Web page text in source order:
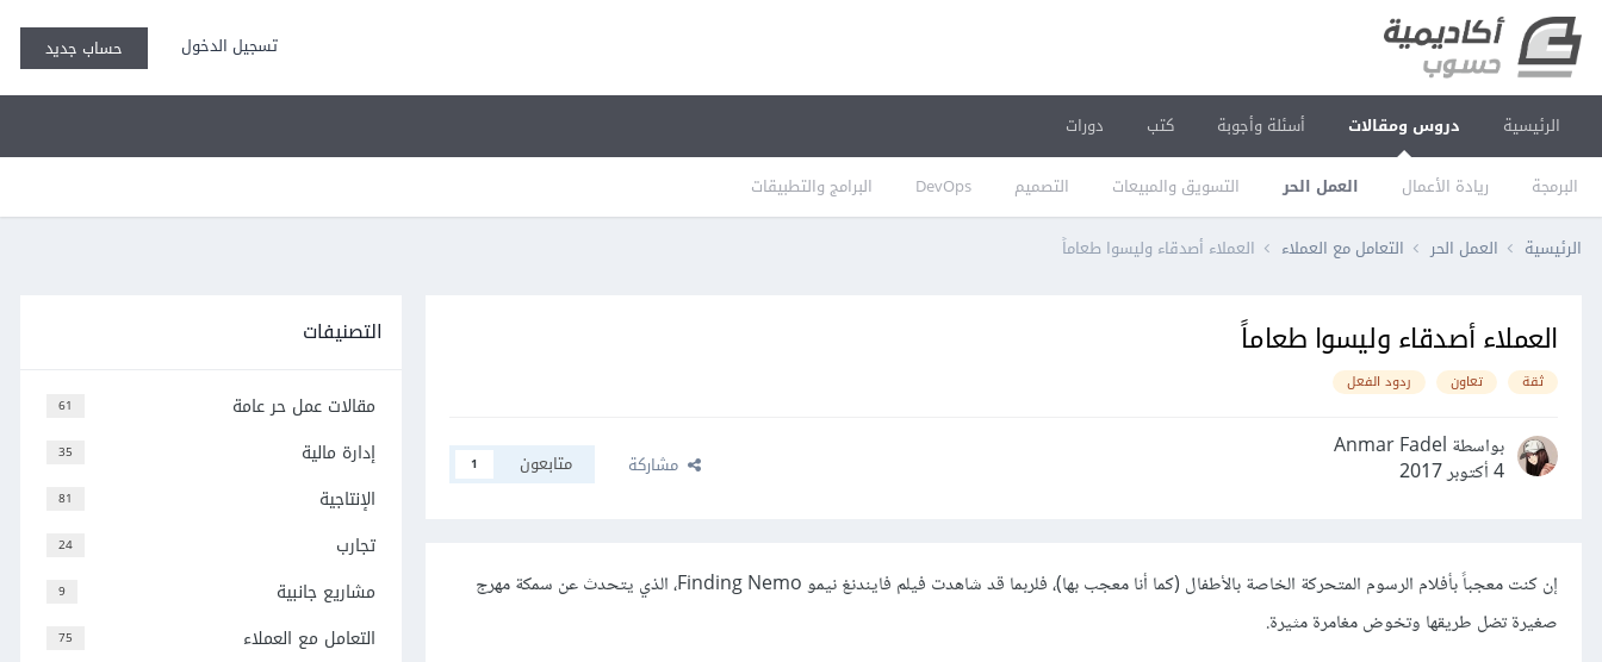
تسجيل الدخول حساب جديد
الرئيسية دروس ومقالات
البرمجة ريادة الأعمال العمل الحر التسويق والمبيعات التصميم DevOps البرامج والتطبيقات
أسئلة وأجوبة كتب دورات
الرئيسية العمل الحر التعامل مع العملاء العملاء أصدقاء وليسوا طعاماً
العملاء أصدقاء وليسوا طعاماً
ثقة تعاون ردود الفعل
بواسطة Anmar Fadel
4 أكتوبر 2017
مشاركة متابعون 1
إن كنت معجباً بأفلام الرسوم المتحركة الخاصة بالأطفال (كما أنا معجب بها)، فلربما قد شاهدت فيلم فايندنغ نيمو Finding Nemo، الذي يتحدث عن سمكة مهرج
صغيرة تضل طريقها وتخوض مغامرة مثيرة.
التصنيفات
61 مقالات عمل حر عامة
35 إدارة مالية
81 الإنتاجية
24 تجارب
9 مشاريع جانبية
75 التعامل مع العملاء